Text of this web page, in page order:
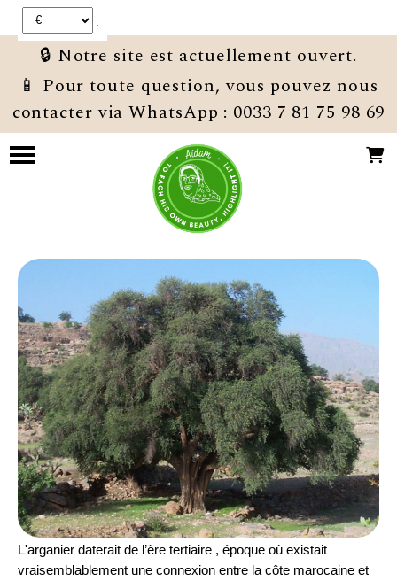
🔒 Notre site est actuellement ouvert.
📱 Pour toute question, vous pouvez nous
contacter via WhatsApp : 0033 7 81 75 98 69
L'arganier daterait de l’ère tertiaire , époque où existait
vraisemblablement une connexion entre la côte marocaine et
Panneau de gestion des cookies